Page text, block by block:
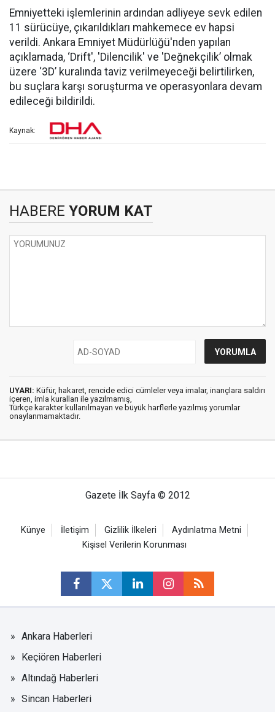
Emniyetteki işlemlerinin ardından adliyeye sevk edilen
11 sürücüye, çıkarıldıkları mahkemece ev hapsi
verildi. Ankara Emniyet Müdürlüğü'nden yapılan
açıklamada, ‘Drift', 'Dilencilik' ve 'Değnekçilik’ olmak
üzere ‘3D’ kuralında taviz verilmeyeceği belirtilirken,
bu suçlara karşı soruşturma ve operasyonlara devam
edileceği bildirildi.
Kaynak:
HABERE YORUM KAT
UYARI: Küfür, hakaret, rencide edici cümleler veya imalar, inançlara saldırı
içeren, imla kuralları ile yazılmamış,
Türkçe karakter kullanılmayan ve büyük harflerle yazılmış yorumlar
onaylanmamaktadır.
Gazete İlk Sayfa © 2012
Künye İletişim Gizlilik İlkeleri
Aydınlatma Metni
Kişisel Verilerin Korunması
Ankara Haberleri
Keçiören Haberleri
Altındağ Haberleri
Sincan Haberleri